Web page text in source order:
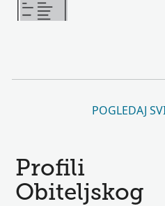
POGLEDAJ
Profili
Obiteljskog